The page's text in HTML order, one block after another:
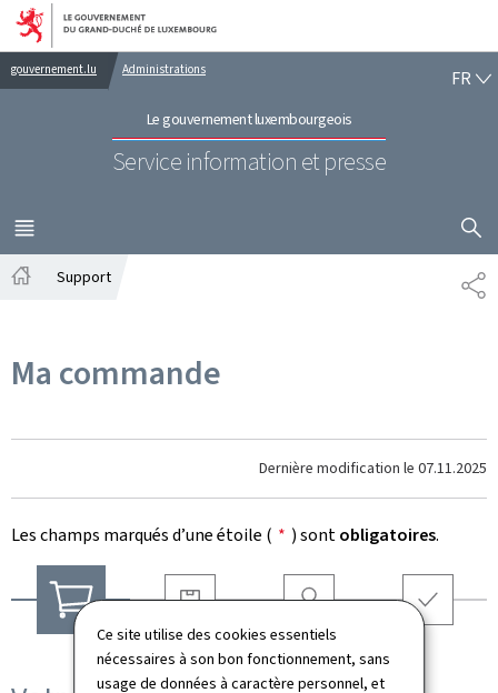
Ce site utilise des cookies essentiels
nécessaires à son bon fonctionnement, sans
usage de données à caractère personnel, et
Aller au menu principal
Aller au contenu
gouvernement.lu Administrations
Le gouvernement luxembourgeois
Service information et presse
FR
MENU
PRINCIPAL
Support
Ma commande
Dernière modification le 07.11.2025
Les champs marqués d’une étoile ( * ) sontobligatoires.
Votre panier Livraison Adresse